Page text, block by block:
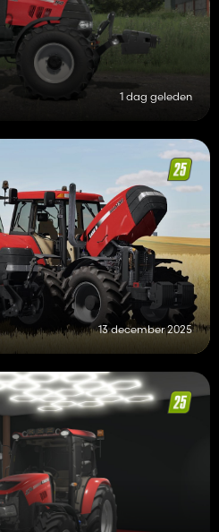
1 dag geleden
13 december 2025